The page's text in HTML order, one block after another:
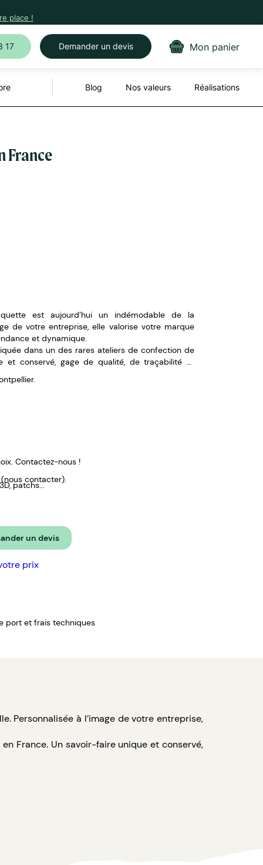
place !
17 Demander un devis Mon panier
Blog Nos valeurs Réalisations
France
est aujourd’hui un indémodable de la
de votre entreprise, elle valorise votre marque
et dynamique.
dans un des rares ateliers de confection de
et conservé, gage de qualité, de traçabilité et
Contactez-nous !
patchs...
contacter).
un devis
prix
port et frais techniques
Personnalisée à l’image de votre entreprise,
France. Un savoir-faire unique et conservé,